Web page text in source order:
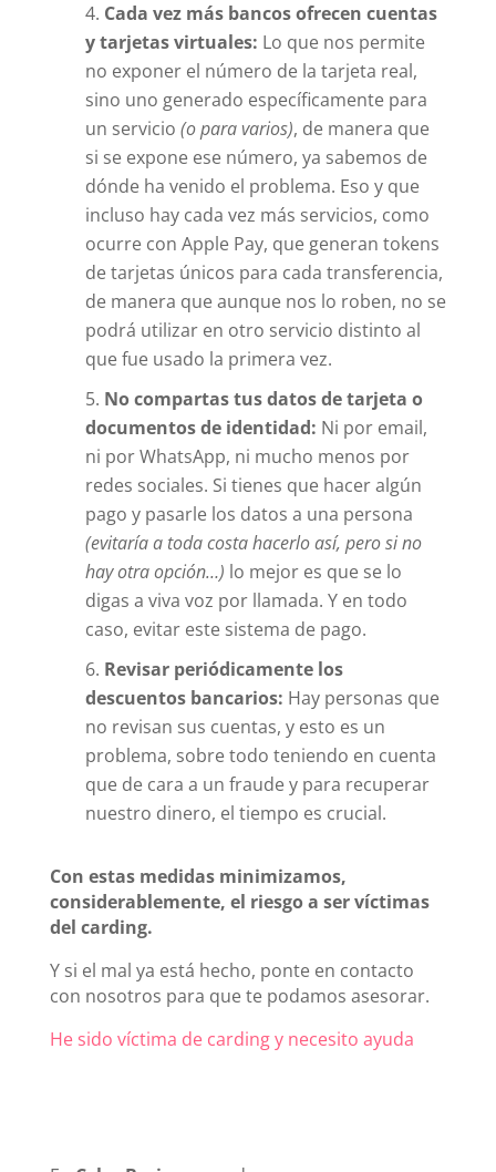
Cada vez más bancos ofrecen cuentas
y tarjetas virtuales: Lo que nos permite
no exponer el número de la tarjeta real,
sino uno generado específicamente para
un servicio (o para varios), de manera que
si se expone ese número, ya sabemos de
dónde ha venido el problema. Eso y que
incluso hay cada vez más servicios, como
ocurre con Apple Pay, que generan tokens
de tarjetas únicos para cada transferencia,
de manera que aunque nos lo roben, no se
podrá utilizar en otro servicio distinto al
que fue usado la primera vez.
No compartas tus datos de tarjeta o
documentos de identidad: Ni por email,
ni por WhatsApp, ni mucho menos por
redes sociales. Si tienes que hacer algún
pago y pasarle los datos a una persona
(evitaría a toda costa hacerlo así, pero si no
hay otra opción…) lo mejor es que se lo
digas a viva voz por llamada. Y en todo
caso, evitar este sistema de pago.
Revisar periódicamente los
descuentos bancarios: Hay personas que
no revisan sus cuentas, y esto es un
problema, sobre todo teniendo en cuenta
que de cara a un fraude y para recuperar
nuestro dinero, el tiempo es crucial.
Con estas medidas minimizamos,
considerablemente, el riesgo a ser víctimas
del carding.
Y si el mal ya está hecho, ponte en contacto
con nosotros para que te podamos asesorar.
He sido víctima de carding y necesito ayuda